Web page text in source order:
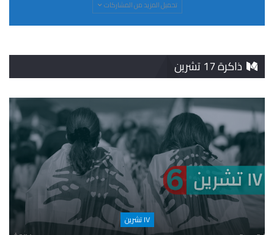
تحميل المزيد من المشاركات
ذاكرة 17 تشرين
١٧ تشرين